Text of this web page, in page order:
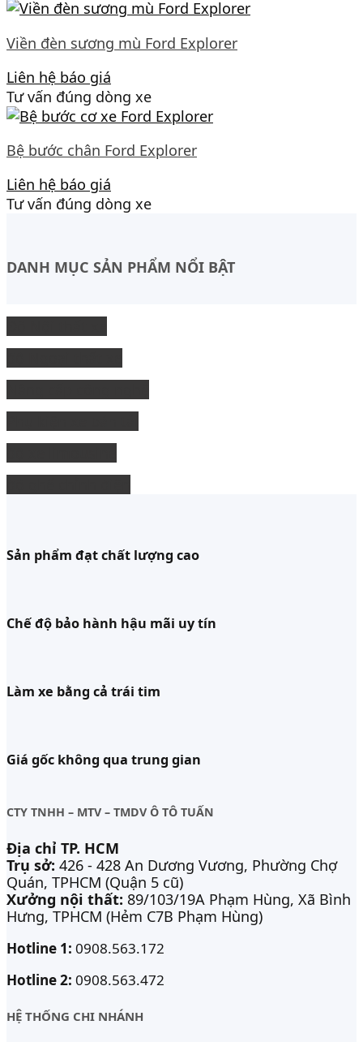
Viền đèn sương mù Ford Explorer
Liên hệ báo giá
Tư vấn đúng dòng xe
Bệ bước chân Ford Explorer
Liên hệ báo giá
Tư vấn đúng dòng xe
DANH MỤC SẢN PHẨM NỔI BẬT
Sản phẩm đạt chất lượng cao
Chế độ bảo hành hậu mãi uy tín
Làm xe bằng cả trái tim
Giá gốc không qua trung gian
CTY TNHH – MTV – TMDV Ô TÔ TUẤN
Địa chỉ TP. HCM
Trụ sở: 426 - 428 An Dương Vương, Phường Chợ
Quán, TPHCM (Quận 5 cũ)
Xưởng nội thất: 89/103/19A Phạm Hùng, Xã Bình
Hưng, TPHCM (Hẻm C7B Phạm Hùng)
Hotline 1: 0908.563.172
Hotline 2: 0908.563.472
HỆ THỐNG CHI NHÁNH